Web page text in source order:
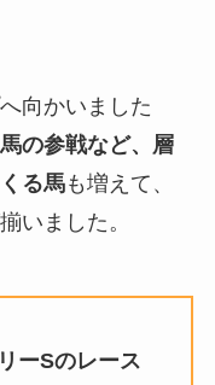
向かいました
の参戦など、層
る馬も増えて、
いました。
ーSのレース